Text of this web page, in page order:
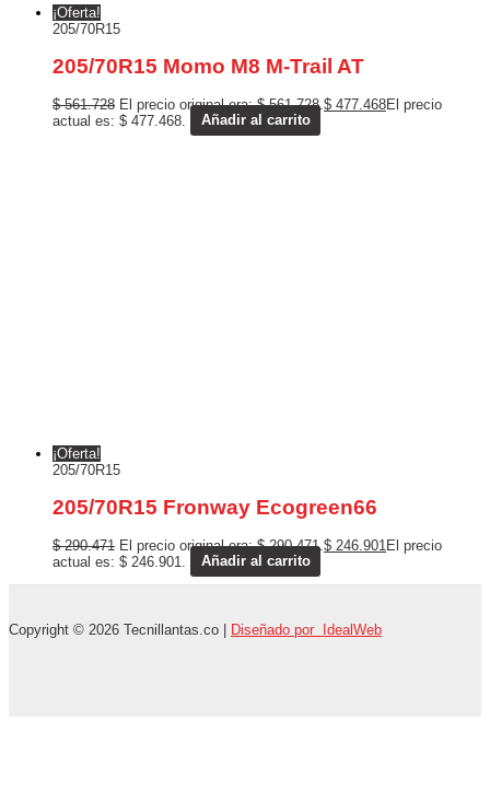
¡Oferta!
205/70R15
205/70R15 Momo M8 M-Trail AT
$561.728 El precio original era: $ 561.728. $ 477.468El precio
actual es: $ 477.468.
Añadir al carrito
¡Oferta!
205/70R15
205/70R15 Fronway Ecogreen66
$290.471 El precio original era: $ 290.471. $ 246.901 El precio
actual es: $ 246.901.
Añadir al carrito
Copyright © 2026 Tecnillantas.co | Diseñado por IdealWeb